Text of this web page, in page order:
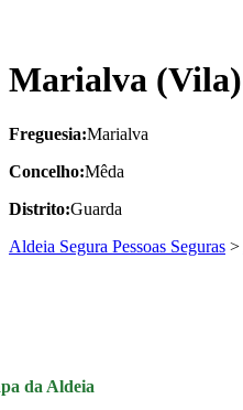
Marialva (Vila)
Freguesia:Marialva
Concelho:Mêda
Distrito:Guarda
Aldeia Segura Pessoas Seguras >
da Aldeia